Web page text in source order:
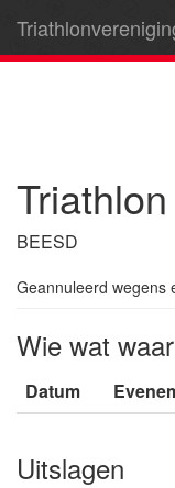
BEESD
Geannuleerd wegens
Wie wat waar
Datum
Uitslagen